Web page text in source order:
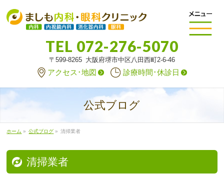
TEL 072-276-5070
〒599-8265 大阪府堺市中区八田西町2-6-46
アクセス･地図 診療時間･休診日
公式ブログ
ホーム » 公式ブログ » 清掃業者
清掃業者